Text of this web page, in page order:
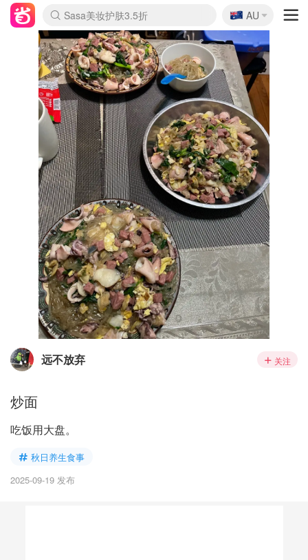
lululemon折扣上新
Sasa美妆护肤3.5折
SSENSE年中3折
FreshBeauty好价汇总
Cettire降价+叠9折
WWS Coles超市实拍
viagogo二手票捡漏
Myer超级周末1折
The Outnet奢牌1折起
David Jones 3折起
Flannels大牌1折
Perfumes Club护肤1折
AMIRO返校季6.2折
Amazon折扣汇总
eToro入金$200送$50
Amazon数码好物
ICONIC本周7.5折
ThedoubleF高奢地板价
Moose Knuckles 6折
丝芙兰5折起
EUFY官网3.7折起
Selenichast首饰2折
Trip机票酒店促销
YSL送5件彩妆礼
Amazon家居好物
Amazon美妆护肤
雅漾大喷$8
过敏原检测盒$33
伊索独家赠50ml沐浴露
科颜氏清仓3折
SEALIFE海洋馆门票6折
丝塔芙大白罐$16
订阅Newsletter送香薰
Cult Beauty 6.8折
Harrods圣诞日历2.3折
LN-CC奢牌私促3折
d'Alba空姐喷雾$16
EVE LOM套装逆天2折
Bernardelli独家4折
Adore Beauty 6折起
CT圣诞日历
Mytheresa奢品2.7折
Luxury Escapes 9折
Currentbody美容仪9折
MOON Garden Live
Roborock扫地机3.7折
Tingo Life水杯$24
Valentino官网5折
CR洗发护发6.3折
修丽可套装7.4折
Myer彩妆2件7折
GANNI官网4.5折
Stylevana韩妆4折
Tessabit高奢8.5折
OGX洗护4折
Amazon阿德莱德次日达
卡诗8.5折+赠礼
Philips Hue灯具8折
🇦🇺
AU
远不放弃 关注
炒面
吃饭用大盘。
秋日养生食事
2025-09-19 发布